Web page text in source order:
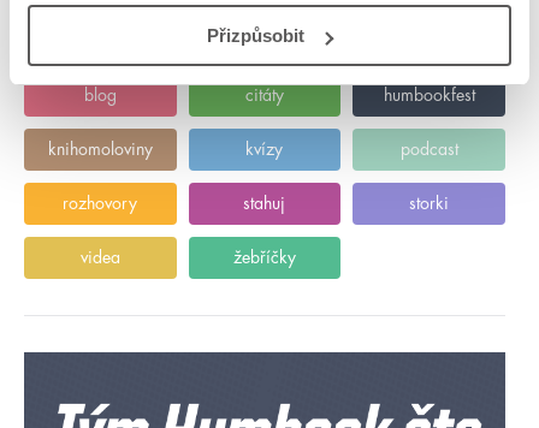
Přizpůsobit
blog citáty humbookfest
knihomoloviny kvízy podcast
rozhovory stahuj storki
videa žebříčky